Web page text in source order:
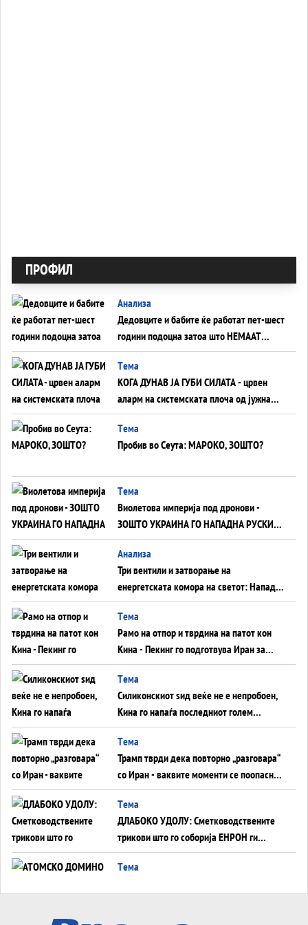
ПРОФИЛ
Анализа
Дедовците и бабите ќе работат пет-шест
години подоцна затоа што НЕМААТ
ВНУЦИ ДА ГИ ЗАМЕНАТ
Tема
КОГА ДУНАВ ЈА ГУБИ СИЛАТА - црвен
аларм на системската плоча од јужна
Германија до Црното Море...
Tема
Пробив во Сеута: МАРОКО, ЗОШТО?
Tема
Виолетова империја под дронови -
ЗОШТО УКРАИНА ГО НАПАДНА РУСКИОТ
WILDBERRIES
Aнализа
Три вентили и затворање на
енергетската комора на светот: Нападот
во Суец најавува глобален енергетски
инфаркт?
Tема
Рамо на отпор и тврдина на патот кон
Кина - Пекинг го подготвува Иран за
американска копнена инвазија
Tема
Силиконскиот ѕид веќе не е непробоен,
Кина го напаѓа последниот голем
монопол на Западот?
Tема
Трамп тврди дека повторно „разговара“
со Иран - ваквите моменти се поопасни
од отворените закани
Tема
ДЛАБОКО УДОЛУ: Сметководствените
трикови што го соборија ЕНРОН ги
применуваат гигантите за ВИ
Tема